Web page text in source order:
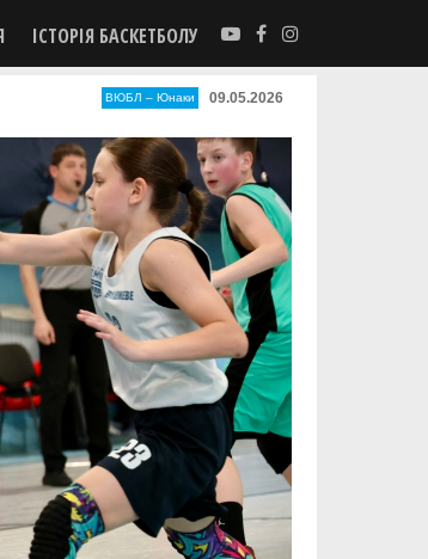
ІСТОРІЯ БАСКЕТБОЛУ
ВЮБЛ – Юнаки 09.05.2026